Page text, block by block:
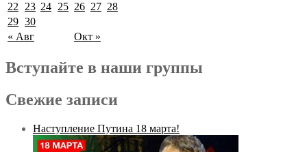
« Авг Окт »
22
23 24 25 26 27 28
29 30
Вступайте в наши группы
Свежие записи
Наступление Путина 18 марта!